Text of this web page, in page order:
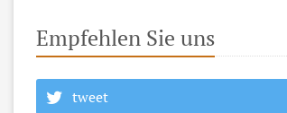
Empfehlen Sie uns
tweet